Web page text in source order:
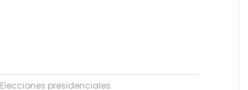
Elecciones presidenciales